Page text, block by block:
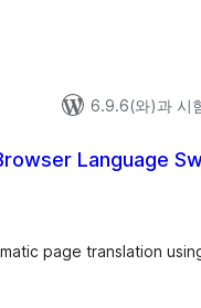
6.9.6(와)과 시
Language
page translation